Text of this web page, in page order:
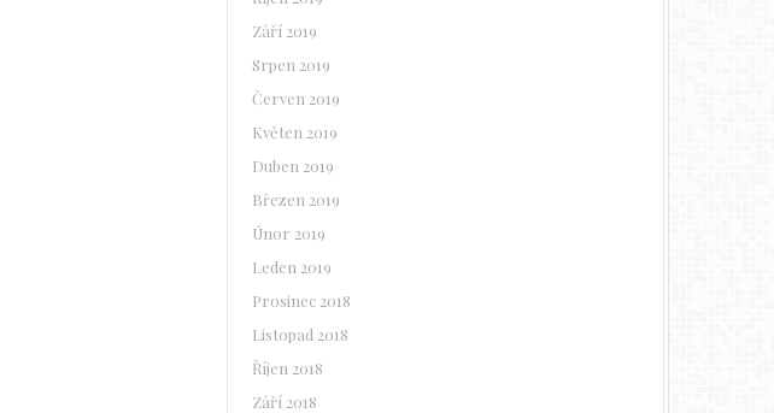
Září 2019
Srpen 2019
Červen 2019
Květen 2019
Duben 2019
Březen 2019
Únor 2019
Leden 2019
Prosinec 2018
Listopad 2018
Říjen 2018
Září 2018